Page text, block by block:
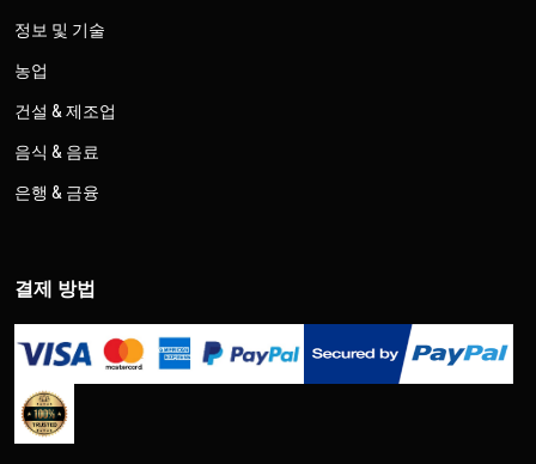
정보 및 기술
농업
건설 & 제조업
음식 & 음료
은행 & 금융
결제 방법